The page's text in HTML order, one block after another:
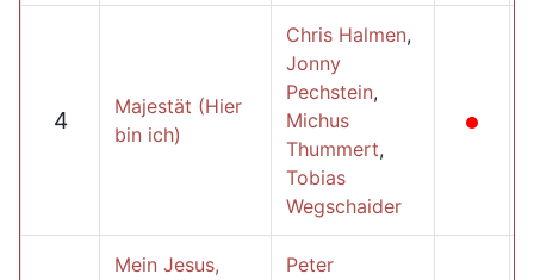
4
Majestät (Hier
bin ich)
Chris Halmen,
Jonny
Pechstein,
Michus
Thummert,
Tobias
Wegschaider
Mein Jesus,
Peter